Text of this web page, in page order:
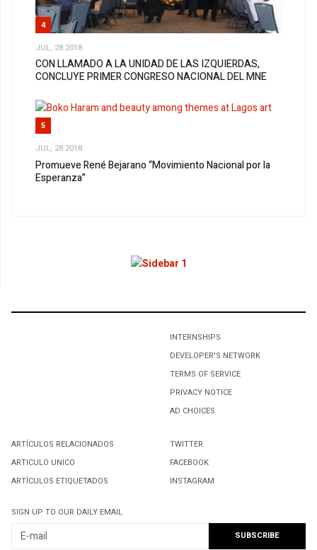
4
JUL, 28 2018
CON LLAMADO A LA UNIDAD DE LAS IZQUIERDAS,
CONCLUYE PRIMER CONGRESO NACIONAL DEL MNE
5
JUL, 28 2018
Promueve René Bejarano “Movimiento Nacional por la
Esperanza”
Destacada participación de Tamaulipas en el Encuentro
INTERNSHIPS
DEVELOPER'S NETWORK
TERMS OF SERVICE
PRIVACY NOTICE
AD CHOICES
ARTÍCULOS RELACIONADOS
ARTICULO UNICO
ARTÍCULOS ETIQUETADOS
TWITTER
FACEBOOK
INSTAGRAM
SIGN UP TO OUR DAILY EMAIL